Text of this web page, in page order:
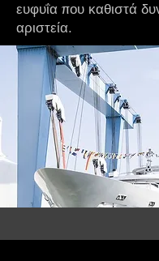
ευφυΐα που καθιστά
αριστεία.